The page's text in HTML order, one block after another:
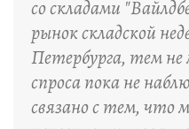
со складами
рынок складской
Петербурга, тем не
спроса пока не
связано с тем, что